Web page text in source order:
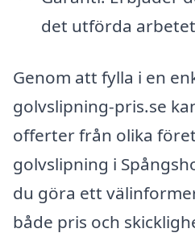
det utförda
Genom att fylla i en
golvslipning-pris.se
offerter från olika
golvslipning i
du göra ett
både pris och